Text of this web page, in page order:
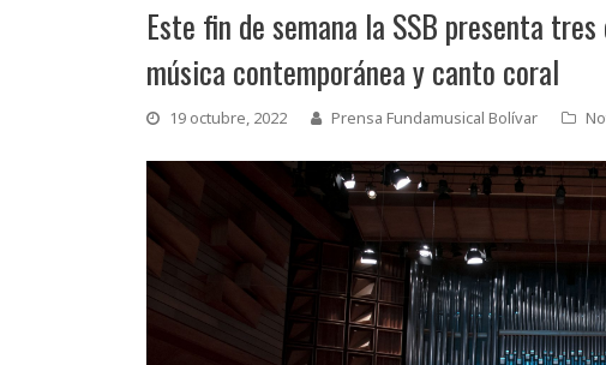
Este fin de semana la SSB presenta
música contemporánea y canto coral
19 octubre, 2022 Prensa Fundamusical Bolívar